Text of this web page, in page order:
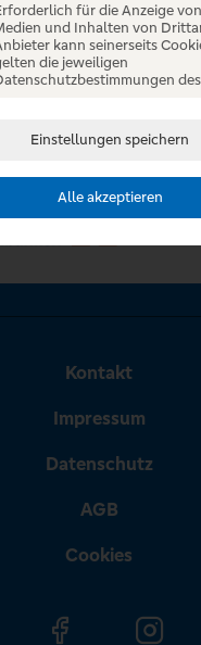
Portal finden Sie
Konzerte, Musicals und
sowie die Champions
mit
Kontakt
Impressum
Datenschutz
AGB
Cookies
für die Anzeige
und Inhalten von
kann seinerseits
die jeweiligen
Einstellungen speichern
Alle akzeptieren